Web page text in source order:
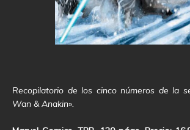
Recopilatorio de los cinco números de la
Wan & Anakin».